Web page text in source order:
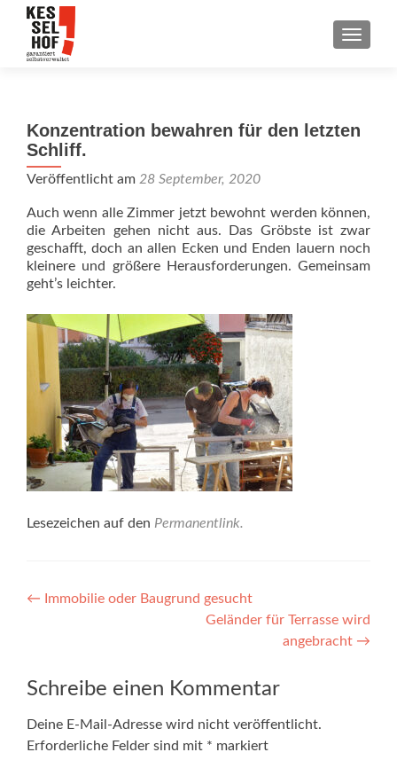
Konzentration bewahren für den letzten
Schliff.
Veröffentlicht am 28 September, 2020
Auch wenn alle Zimmer jetzt bewohnt werden können,
die Arbeiten gehen nicht aus. Das Gröbste ist zwar
geschafft, doch an allen Ecken und Enden lauern noch
kleinere und größere Herausforderungen. Gemeinsam
geht’s leichter.
Lesezeichen auf den Permanentlink.
Beitragsnavigation
← Immobilie oder Baugrund gesucht
Geländer für Terrasse wird
angebracht →
Schreibe einen Kommentar
Deine E-Mail-Adresse wird nicht veröffentlicht.
Erforderliche Felder sind mit * markiert